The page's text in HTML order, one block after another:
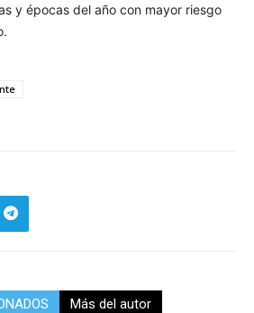
y épocas del año con mayor riesgo
Más del autor